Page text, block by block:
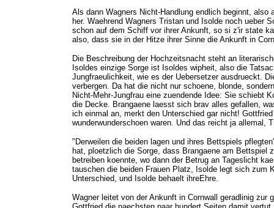
Als dann Wagners Nicht-Handlung endlich beginnt,
her. Waehrend Wagners Tristan und Isolde noch ueber
schon auf dem Schiff vor ihrer Ankunft, so si z'ir state
also, dass sie in der Hitze ihrer Sinne die Ankunft in
Die Beschreibung der Hochzeitsnacht steht an
Isoldes einzige Sorge ist Isoldes wipheit, also die
Jungfraeulichkeit, wie es der Uebersetzer ausdrueckt.
verbergen. Da hat die nicht nur schoene, blonde,
Nicht-Mehr-Jungfrau eine zuendende Idee: Sie schiebt
die Decke. Brangaene laesst sich brav alles gefallen,
ich einmal an, merkt den Unterschied gar nicht!
wunderwunderschoen waren. Und das reicht ja allemal,
"Derweilen die beiden lagen und ihres Bettspiels
hat, ploetzlich die Sorge, dass Brangaene am Bettspiel
betreiben koennte, wo dann der Betrug an Tageslicht
tauschen die beiden Frauen Platz, Isolde legt sich zum
Unterschied, und Isolde behaelt ihreEhre.
Wagner leitet von der Ankunft in Cornwall geradlinig zur